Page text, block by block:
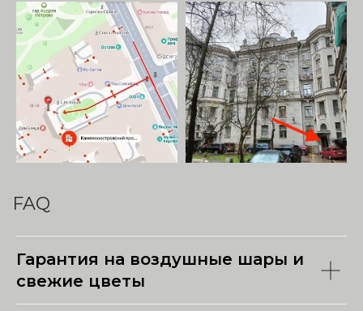
FAQ
Гарантия на воздушные шары и
свежие цветы